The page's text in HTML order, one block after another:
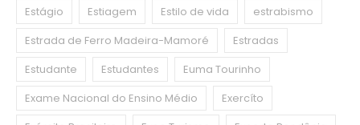
Estágio
Estiagem Estilo de vida
estrabismo
Estrada de Ferro Madeira-Mamoré
Estradas
Estudante
Estudantes
Euma Tourinho
Exame Nacional do Ensino Médio
Exercíto